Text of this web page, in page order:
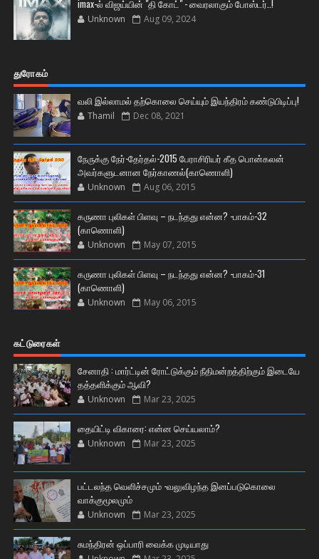
imax-ல் விஜய்யின் "தி கோட்" - வைரலாகும் போஸ்டர்..!
Unknown Aug 09, 2024
துரோகம்
வலி இல்லாமல் தற்கொலை செய்யும் இயந்திரம் கண்டுபிடிப்பு!
Thamil Dec 08, 2021
நேருக்கு நேர்-தேர்தல்-2015 பேராசிரியர் கீத பொன்கலன்
அவர்களுடனான நேர்காணல்(காணொளி)
Unknown Aug 06, 2015
கருணா புலிகள் பிளவு – நடந்தது என்ன? -பாகம்-32
(காணொளி)
Unknown May 07, 2015
கருணா புலிகள் பிளவு – நடந்தது என்ன? -பாகம்-31
(காணொளி)
Unknown May 06, 2015
கட்டுரைகள்
சேனாதி : மார்ட்டின் ரோட்டுக்கும் நீதிமன்றத்திற்கும் இடையே
தத்தளிக்கும் ஆவி?
Unknown Mar 23, 2025
தையிட்டி விகாரை: என்ன செய்யலாம்?
Unknown Mar 23, 2025
பட்டலந்த வெளிச்சமும் -வலுவிழந்த இனப்படுகொலை
வாக்குமூலமும்
Unknown Mar 23, 2025
சுமந்திரன் ஒப்பாரி வைக்க முடியாது